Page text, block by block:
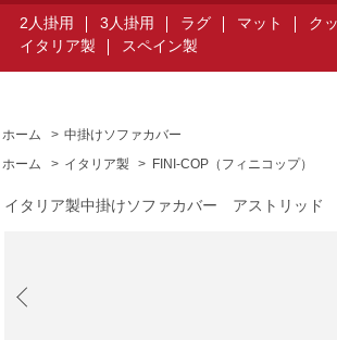
2人掛用 3人掛用 ラグ マット
ク
イタリア製
スペイン製
ホーム > 中掛けソファカバー
ホーム
> イタリア製 > FINI-COP（フィニコップ）
イタリア製中掛けソファカバー アストリッド